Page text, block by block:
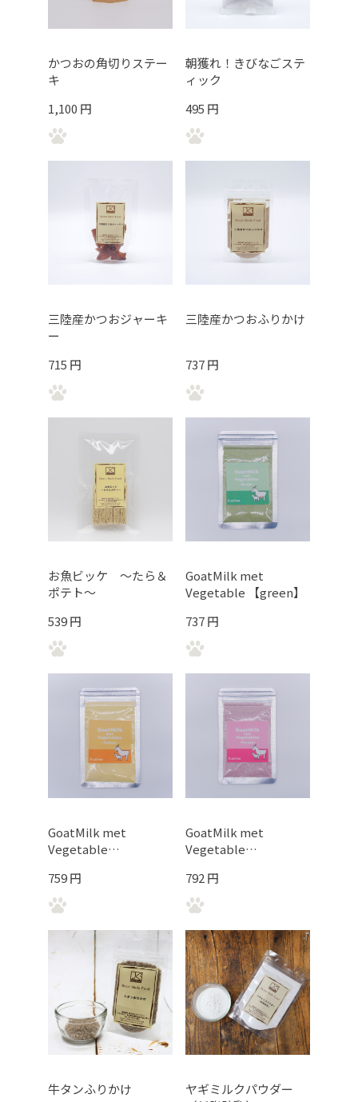
かつおの角切りステー
キ
1,100 円
朝獲れ！きびなごステ
ィック
495 円
三陸産かつおジャーキ
ー
715 円
三陸産かつおふりかけ
737 円
お魚ビッケ ～たら＆
ポテト～
539 円
GoatMilk met
Vegetable 【green】
737 円
GoatMilk met
Vegetable
759 円
GoatMilk met
Vegetable
792 円
牛タンふりかけ
ヤギミルクパウダー